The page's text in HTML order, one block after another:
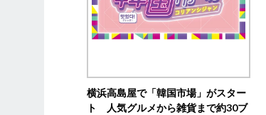
横浜高島屋で「韓国市場」がスター
ト 人気グルメから雑貨まで約30ブ